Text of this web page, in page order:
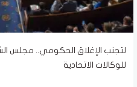
لتجنب الإغلاق الحكومي.. مجلس
للوكالات الاتحادية